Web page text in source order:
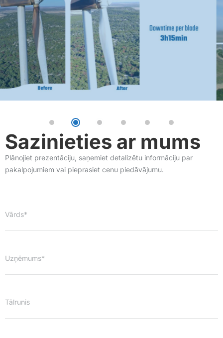
Sazinieties ar mums
Plānojiet prezentāciju, saņemiet detalizētu informāciju par
pakalpojumiem vai pieprasiet cenu piedāvājumu.
Vārds*
Uzņēmums*
Tālrunis